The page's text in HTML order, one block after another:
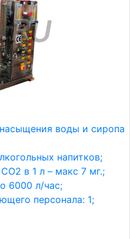
воды и сиропа
напитков;
в 1 л – макс 7 мг.;
6000 л/час;
персонала: 1;